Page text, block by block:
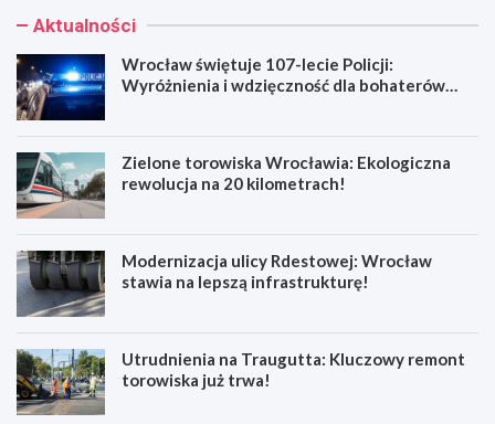
Aktualności
Wrocław świętuje 107-lecie Policji:
Wyróżnienia i wdzięczność dla bohaterów
Zielone torowiska Wrocławia: Ekologiczna
rewolucja na 20 kilometrach!
Modernizacja ulicy Rdestowej: Wrocław
stawia na lepszą infrastrukturę!
Utrudnienia na Traugutta: Kluczowy remont
torowiska już trwa!
W
Z